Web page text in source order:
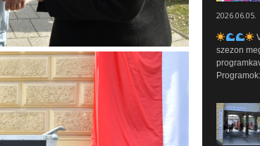
2026.06.05.
szezon
Programok: